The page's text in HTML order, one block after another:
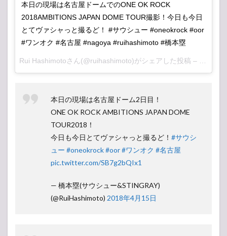
本日の現場は名古屋ドームでのONE OK ROCK
2018AMBITIONS JAPAN DOME TOUR撮影！今日も今日
とてヴァシャっと撮るど！ #サウシュー #oneokrock #oor
#ワンオク #名古屋 #nagoya #ruihashimoto #橋本塁
Rui Hashimotoさん(@ruihashimoto)がシェアした投稿 –
本日の現場は名古屋ドーム2日目！
ONE OK ROCK AMBITIONS JAPAN DOME
TOUR2018！
今日も今日とてヴァシャっと撮るど！ #サウシ
ュー #oneokrock#oor#ワンオク #名古屋
pic.twitter.com/SB7g2bQIx1
— 橋本塁(サウシュー&STINGRAY)
(@RuiHashimoto) 2018年4月15日